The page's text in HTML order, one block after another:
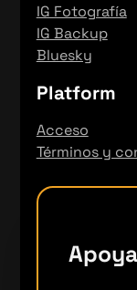
IG Fotografía
IG Backup
Bluesky
Platform
Acceso
Términos y